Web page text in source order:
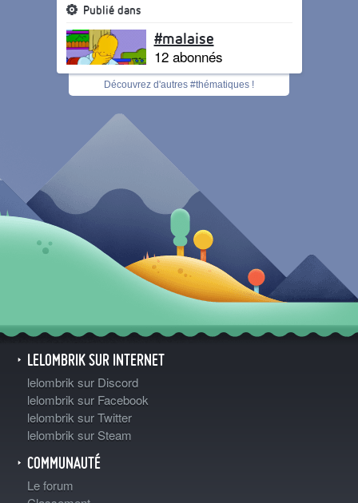
Publié dans
#malaise
12 abonnés
Découvrez d'autres #thématiques !
LELOMBRIK SUR INTERNET
lelombrik sur Discord
lelombrik sur Facebook
lelombrik sur Twitter
lelombrik sur Steam
COMMUNAUTÉ
Le forum